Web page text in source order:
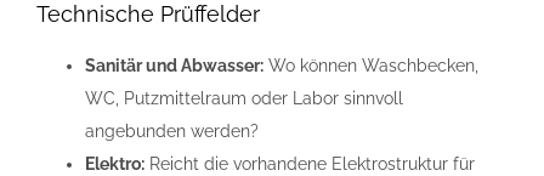
Technische Prüffelder
Sanitär und Abwasser:Wo können Waschbecken,
WC, Putzmittelraum oder Labor sinnvoll
angebunden werden?
Elektro:Reicht die vorhandene Elektrostruktur für